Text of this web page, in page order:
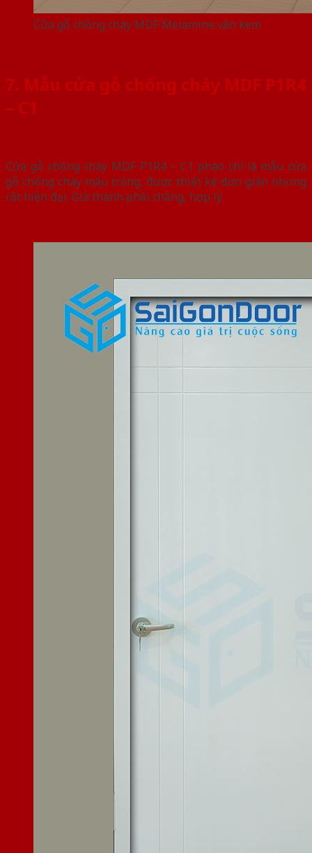
Cửa gỗ chống cháy MDF Melamine vân kem
7. Mẫu cửa gỗ chống cháy MDF P1R4
– C1
Cửa gỗ chống cháy MDF P1R4 – C1 phào chỉ là mẫu cửa
gỗ chống cháy màu trắng, được thiết kế đơn giản nhưng
rất hiện đại. Giá thành phải chăng, hợp lý.